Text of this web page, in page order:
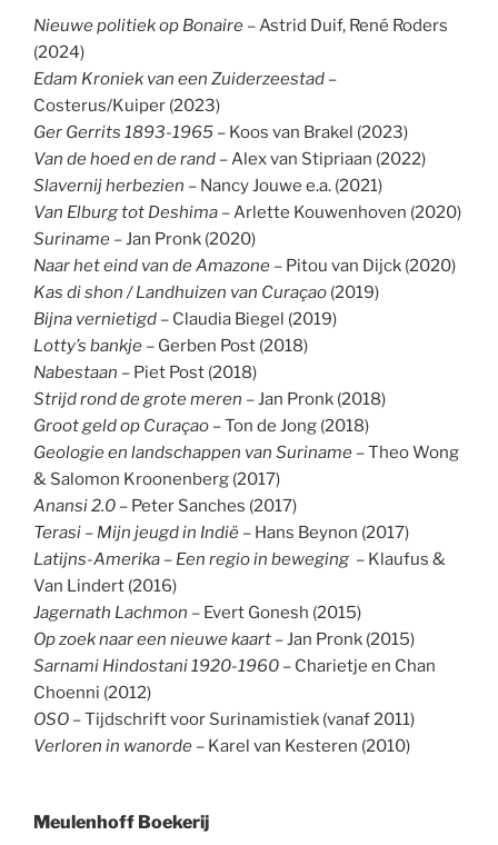
Nieuwe politiek op Bonaire – Astrid Duif, René Roders
(2024)
Edam Kroniek van een Zuiderzeestad –
Costerus/Kuiper (2023)
Ger Gerrits 1893-1965 – Koos van Brakel (2023)
Van de hoed en de rand – Alex van Stipriaan (2022)
Slavernij herbezien – Nancy Jouwe e.a. (2021)
Van Elburg tot Deshima – Arlette Kouwenhoven (2020)
Suriname – Jan Pronk (2020)
Naar het eind van de Amazone – Pitou van Dijck (2020)
Kas di shon / Landhuizen van Curaçao (2019)
Bijna vernietigd – Claudia Biegel (2019)
Lotty’s bankje – Gerben Post (2018)
Nabestaan – Piet Post (2018)
Strijd rond de grote meren – Jan Pronk (2018)
Groot geld op Curaçao – Ton de Jong (2018)
Geologie en landschappen van Suriname –Theo Wong
& Salomon Kroonenberg (2017)
Anansi 2.0 – Peter Sanches (2017)
Terasi – Mijn jeugd in Indië – Hans Beynon (2017)
Latijns-Amerika – Een regio in beweging – Klaufus &
Van Lindert (2016)
Jagernath Lachmon – Evert Gonesh (2015)
Op zoek naar een nieuwe kaart – Jan Pronk (2015)
Sarnami Hindostani 1920-1960 – Charietje en Chan
Choenni (2012)
OSO – Tijdschrift voor Surinamistiek (vanaf 2011)
Verloren in wanorde – Karel van Kesteren (2010)
Meulenhoff Boekerij